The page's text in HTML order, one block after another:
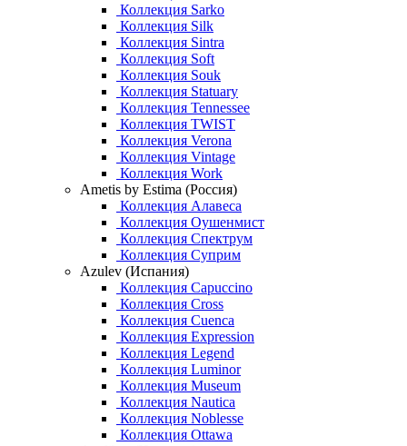
Коллекция Sarko
Коллекция Silk
Коллекция Sintra
Коллекция Soft
Коллекция Souk
Коллекция Statuary
Коллекция Tennessee
Коллекция TWIST
Коллекция Verona
Коллекция Vintage
Коллекция Work
Ametis by Estima (Россия)
Коллекция Алавеса
Коллекция Оушенмист
Коллекция Спектрум
Коллекция Суприм
Azulev (Испания)
Коллекция Capuccino
Коллекция Cross
Коллекция Cuenca
Коллекция Expression
Коллекция Legend
Коллекция Luminor
Коллекция Museum
Коллекция Nautica
Коллекция Noblesse
Коллекция Ottawa